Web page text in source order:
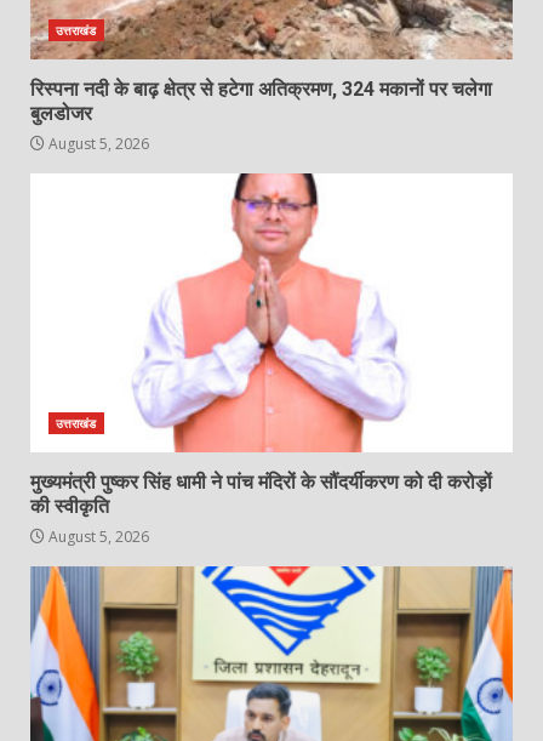
उत्तराखंड
रिस्पना नदी के बाढ़ क्षेत्र से हटेगा अतिक्रमण, 324 मकानों पर चलेगा
बुलडोजर
August 5, 2026
उत्तराखंड
मुख्यमंत्री पुष्कर सिंह धामी ने पांच मंदिरों के सौंदर्यीकरण को दी करोड़ों
की स्वीकृति
August 5, 2026